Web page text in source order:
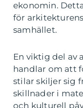
ekonomin.
för
samhället.
En viktig del av
handlar om att
stilar skiljer sig
skillnader i
och kulturell